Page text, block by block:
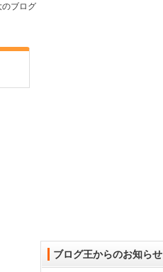
ブログ
ブログ王からのお知らせ